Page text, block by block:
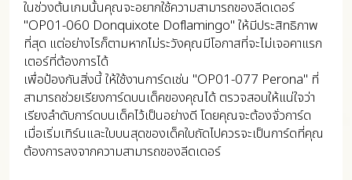
ในช่วงต้นเกมนั้นคุณจะอยากใช้ความสามารถของลีดเดอร์
"OP01-060 Donquixote Doflamingo" ให้มีประสิทธิภาพ
ที่สุด แต่อย่างไรก็ตามหากไม่ระวังคุณมีโอกาสที่จะไม่เจอคาแรก
เตอร์ที่ต้องการได้
เพื่อป้องกันสิ่งนี้ ให้ใช้งานการ์ดเช่น "OP01-077 Perona" ที่
สามารถช่วยเรียงการ์ดบนเด็คของคุณได้ ตรวจสอบให้แน่ใจว่า
เรียงลำดับการ์ดบนเด็คไว้เป็นอย่างดี โดยคุณจะต้องจั่วการ์ด
เมื่อเริ่มเทิร์นและใบบนสุดของเด็คใบถัดไปควรจะเป็นการ์ดที่คุณ
ต้องการลงจากความสามารถของลีดเดอร์